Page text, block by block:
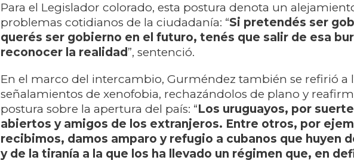
Para el Legislador colorado, esta postura denota un
problemas cotidianos de la ciudadanía: “Si pretendés ser
querés ser gobierno en el futuro, tenés que salir de esa
reconocer la realidad ”, sentenció.
En el marco del intercambio, Gurméndez también se refirió a
señalamientos de xenofobia, rechazándolos de plano y
postura sobre la apertura del país: “Los uruguayos, por
abiertos y amigos de los extranjeros. Entre otros, por
recibimos, damos amparo y refugio a cubanos que huyen
y de la tiranía a la que los ha llevado un régimen que, en